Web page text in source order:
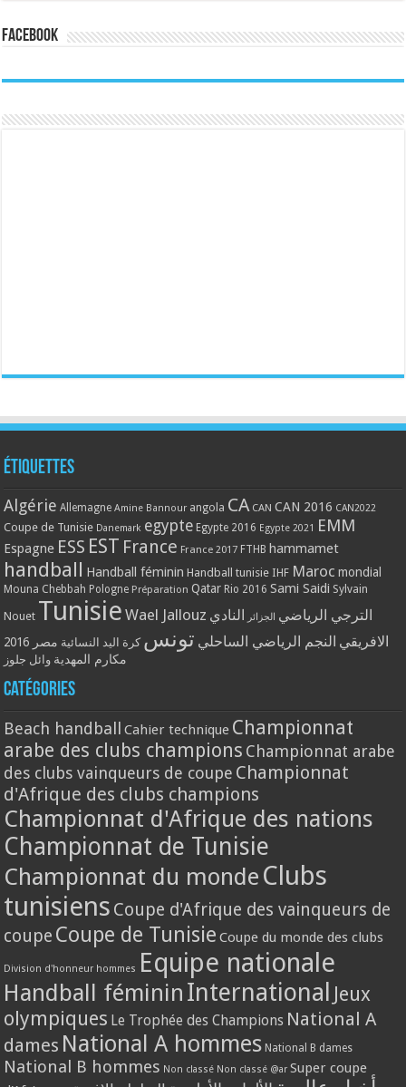
Facebook
Étiquettes
Algérie Allemagne Amine Bannour angola CA CAN CAN 2016 CAN2022
Coupe de Tunisie Danemark egypte Egypte 2016 Egypte 2021 EMM
Espagne ESS EST France France 2017 FTHB hammamet
handball Handball féminin Handball tunisie IHF Maroc mondial
Mouna Chebbah Pologne Préparation Qatar Rio 2016 Sami Saidi Sylvain
Nouet Tunisie Wael Jallouz الترجي الرياضي الجزائر النادي
الافريقي النجم الرياضي الساحلي تونس كرة اليد النسائية مصر 2016
مكارم المهدية وائل جلوز
Catégories
Beach handball Cahier technique Championnat
arabe des clubs champions Championnat arabe
des clubs vainqueurs de coupe Championnat
d'Afrique des clubs champions
Championnat d'Afrique des nations
Championnat de Tunisie
Championnat du monde Clubs
tunisiens Coupe d'Afrique des vainqueurs de
coupe Coupe de Tunisie Coupe du monde des clubs
Division d'honneur hommes Equipe nationale
Handball féminin International Jeux
olympiques Le Trophée des Champions National A
dames National A hommes National B dames
National B hommes Non classé Non classé @ar Super coupe